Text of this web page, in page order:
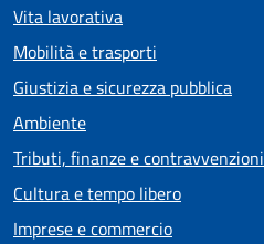
Vita lavorativa
Mobilità e trasporti
Giustizia e sicurezza pubblica
Ambiente
Tributi, finanze e contravvenzioni
Cultura e tempo libero
Imprese e commercio